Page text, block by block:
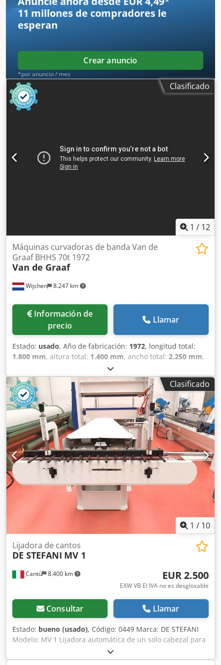
M306 (con visera de confort) - Protección auditiva tipo
cápsula con adaptador para casco - Manguera de aire de
longitud ajustable - Regulador de aire comprimido con
10 m - Unidad de preparación de aire respirable - Pala
11 millones de compradores le
esperan
Crear anuncio
*por anuncio / mes
Clasificado
1 / 12
Wijchen 8.247 km
Máquinas curvadoras de banda Van de
Graaf BHHS 70t 1972
Van de Graaf
Información de
precio
Llamar
Estado: usado, Año de fabricación: 1972, longitud total:
1.800 mm, altura total: 1.400 mm, ancho total: 2.250 mm,
Color: Verde Peso en vacío: 2000 kg Csdpfx Agozm N Rio
Tsha Precio: Consultar - Año de fabricación: 1972 -
Documentación disponible: No - Certificado CE: No -
Sistema de control: Convencional - Dimensiones de
transporte: 1800 mm x 2250 mm x 1400 mm (largo x ancho
x alto) - Peso de transporte [kg]: 2000 kg - Paquetes de
transporte [unidades]: 1 Información financiera IVA: El
precio indicado no incluye el IVA IVA/Régimen de recargo
del IVA: El IVA es deducible para las empresas Entrega y
aceptación de vehículos usados posibles en cualquier
momento para todos los productos de la industria Lukas
van Rossum
Clasificado
1 / 10
Cantù 8.400 km
Lijadora de cantos
DE STEFANI MV 1
EUR 2.500
EXW VB El IVA no es desglosable
Consultar Llamar
Estado: bueno (usado), Código: 0449 Marca: DE STEFANI
Modelo: MV 1 Lijadora automática de un solo cabezal para
cantos y perfiles de madera, madera maciza, madera
chapada y otros materiales. Lijadora para perfiles y rebajes